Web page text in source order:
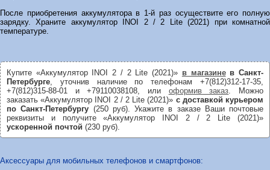
После приобретения аккумулятора в 1-й раз осуществите его полную
зарядку. Храните аккумулятор INOI 2 / 2 Lite (2021) при комнатной
температуре.
Купите «Аккумулятор INOI 2 / 2 Lite (2021)» в магазинев Санкт-
Петербурге , уточнив наличие по телефонам +7(812)312-17-35,
+7(812)315-88-01 и +79110038108, или оформив заказ . Можно
заказать «Аккумулятор INOI 2 / 2 Lite (2021)» с доставкой курьером
по Санкт-Петербургу (250 руб). Укажите в заказе Ваши почтовые
реквизиты и получите «Аккумулятор INOI 2 / 2 Lite (2021)»
ускоренной почтой (230 руб).
Аксессуары для мобильных телефонов и смартфонов: